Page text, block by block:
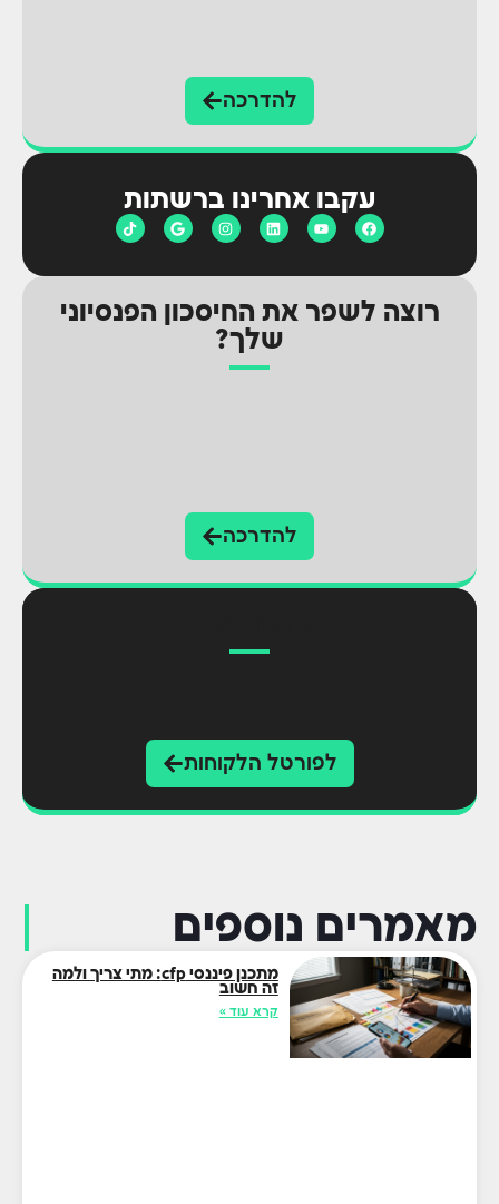
להדרכה
עקבו אחרינו ברשתות
רוצה לשפר את החיסכון הפנסיוני
שלך?
להדרכה
לפורטל הלקוחות
מאמרים נוספים
מתכנן פיננסי cfp: מתי צריך ולמה
זה חשוב
קרא עוד »